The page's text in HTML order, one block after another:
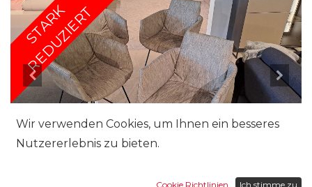
STARK
REDUZIERT
Wir verwenden Cookies, um Ihnen ein besseres
Nutzererlebnis zu bieten.
Cookie Richtlinien Ich stimme zu